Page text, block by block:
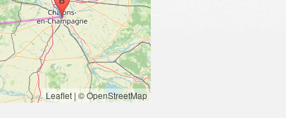
Leaflet | © OpenStreetMap